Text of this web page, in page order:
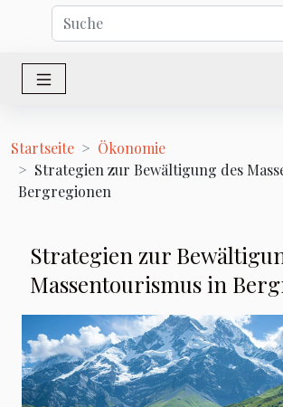
Startseite
Ökonomie
Strategien zur Bewältigung des
Bergregionen
Strategien zur
Massentourismus in